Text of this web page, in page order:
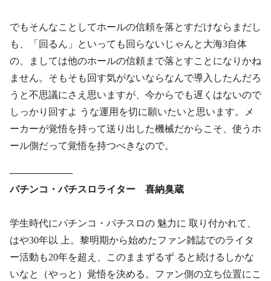
でもそんなことしてホールの信頼を落とすだけならまだし
も、「回るん」といっても回らないじゃんと大海3自体
の、ましては他のホールの信頼まで落とすことになりかね
ません。そもそも回す気がないならなんで導入したんだろ
うと不思議にさえ思いますが、今からでも遅くはないので
しっかり回すよ うな運用を切に願いたいと思います。メ
ーカーが覚悟を持って送り出した機械だからこそ、使うホ
ール側だって覚悟を持つべきなので。
——————–
パチンコ・パチスロライター 喜納臭蔵
学生時代にパチンコ・パチスロの 魅力に 取り付かれて、
はや30年以 上。黎明期から始めたファン雑誌でのライタ
ー活動も20年を超え、このままずるず ると続けるしかな
いなと（やっと）覚悟を決める。ファン側の立ち位置にこ